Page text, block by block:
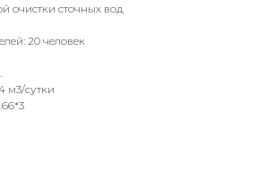
очистки сточных вод
20 человек
м3/сутки